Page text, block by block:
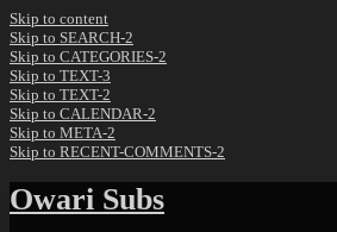
Skip to content
Skip to SEARCH-2
Skip to CATEGORIES-2
Skip to TEXT-3
Skip to TEXT-2
Skip to CALENDAR-2
Skip to META-2
Skip to RECENT-COMMENTS-2
Owari Subs